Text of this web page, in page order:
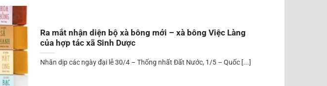
Ra mắt nhận diện bộ xà bông mới – xà bông Việc Làng
của hợp tác xã Sinh Dược
Nhân dịp các ngày đại lễ 30/4 – Thống nhất Đất Nước, 1/5 – Quốc [...]